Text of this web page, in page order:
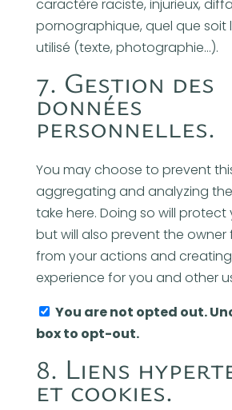
caractère raciste, injurieux,
pornographique, quel que soit
utilisé (texte, photographie…).
7. Gestion des
données
personnelles.
You may choose to prevent
aggregating and analyzing
take here. Doing so will protect
but will also prevent the owner
from your actions and
experience for you and other
You are not opted out.
box to opt-out.
8. Liens
et cookies.